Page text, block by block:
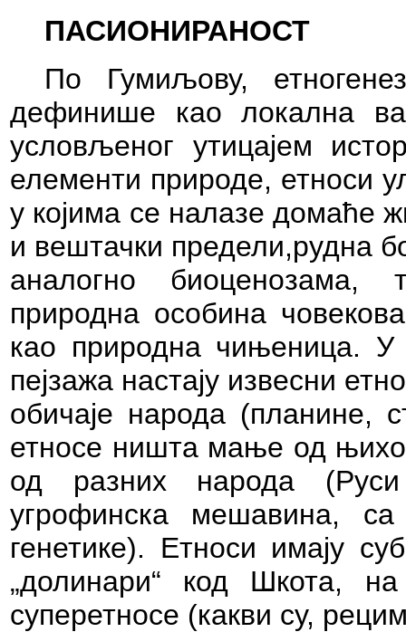
ПАСИОНИРАНОСТ
По Гумиљову,
дефинише као локална
условљеног утицајем
елементи природе, етноси
у којима се налазе домаће
и вештачки предели,рудна
аналогно биоценозама,
природна особина
као природна чињеница. У
пејзажа настају извесни
обичаје народа (планине,
етносе ништа мање од
од разних народа
угрофинска мешавина,
генетике). Етноси имају
„долинари“ код Шкота,
суперетносе (какви су,